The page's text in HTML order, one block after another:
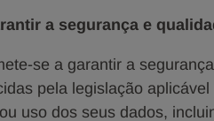
a segurança e
se a garantir a
pela legislação
uso dos seus dados,